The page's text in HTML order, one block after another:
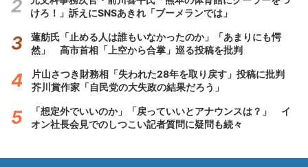
けろ！」訴えにSNSあきれ「ブーメランでは」
蓮舫氏「止める人は誰もいなかったのか」「あまりにも愕
然」 高市首相「上空から合掌」巡る投稿を批判
片山さつき財務相「失われた28年を取り戻す」投稿に批判
芥川賞作家「自民党の大失政の結果だろう」
「想定外でいいのか」「戻っていいとアナウンスは？」 イ
オン社長会見でのしつこい記者質問に疑問も続々